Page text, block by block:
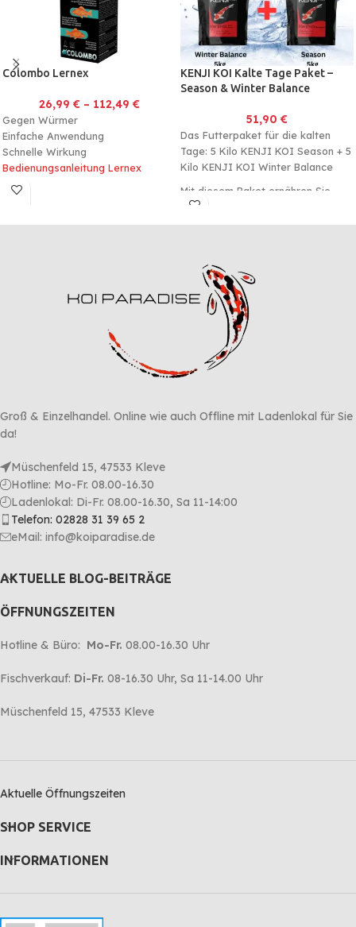
Colombo Lernex
26,99 €– 112,49 €
Gegen Würmer
Einfache Anwendung
Schnelle Wirkung
Bedienungsanleitung Lernex
KENJI KOI Kalte Tage Paket –
Season & Winter Balance
51,90 €
Das Futterpaket für die kalten
Tage: 5 Kilo KENJI KOI Season + 5
Kilo KENJI KOI Winter Balance
Mit diesem Paket ernähren Sie
Ihre Lieblinge auch in der kalten
Jahreszeit richtig.
Groß & Einzelhandel. Online wie auch Offline mit Ladenlokal für Sie
da!
Müschenfeld 15, 47533 Kleve
Hotline: Mo-Fr. 08.00-16.30
Ladenlokal: Di-Fr. 08.00-16.30, Sa 11-14:00
Telefon: 02828 31 39 65 2
eMail: info@koiparadise.de
AKTUELLE BLOG-BEITRÄGE
ÖFFNUNGSZEITEN
Hotline & Büro: Mo-Fr. 08.00-16.30 Uhr
Fischverkauf: Di-Fr. 08-16.30 Uhr, Sa 11-14.00 Uhr
Müschenfeld 15, 47533 Kleve
Aktuelle Öffnungszeiten
SHOP SERVICE
INFORMATIONEN